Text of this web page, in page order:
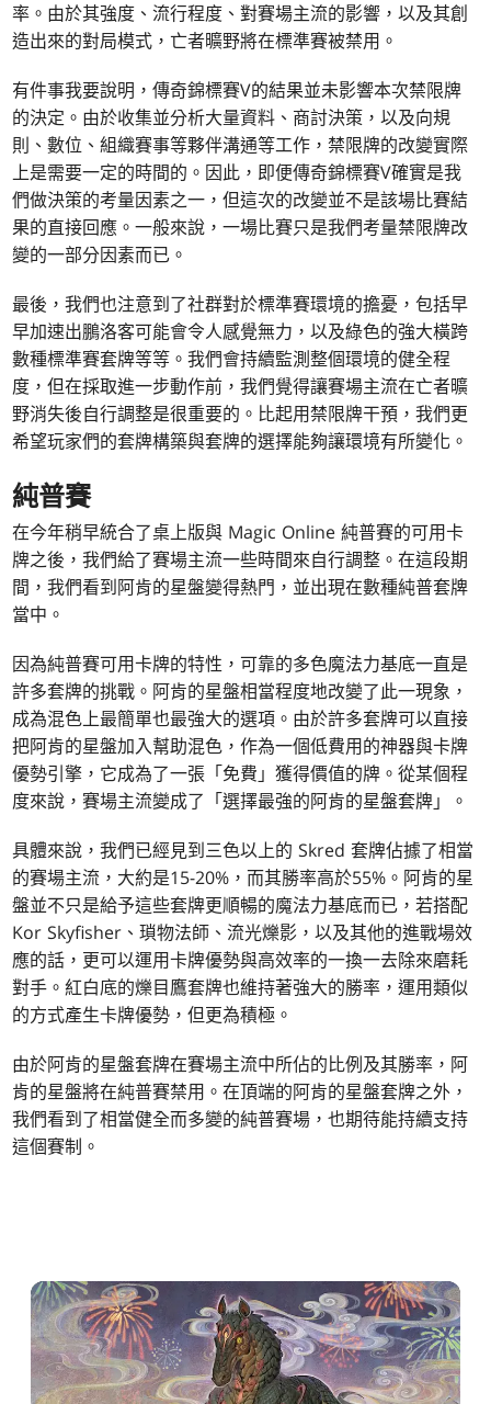
率。由於其強度、流行程度、對賽場主流的影響，以及其創
造出來的對局模式，亡者曠野將在標準賽被禁用。
有件事我要說明，傳奇錦標賽V的結果並未影響本次禁限牌
的決定。由於收集並分析大量資料、商討決策，以及向規
則、數位、組織賽事等夥伴溝通等工作，禁限牌的改變實際
上是需要一定的時間的。因此，即便傳奇錦標賽V確實是我
們做決策的考量因素之一，但這次的改變並不是該場比賽結
果的直接回應。一般來說，一場比賽只是我們考量禁限牌改
變的一部分因素而已。
最後，我們也注意到了社群對於標準賽環境的擔憂，包括早
早加速出鵬洛客可能會令人感覺無力，以及綠色的強大橫跨
數種標準賽套牌等等。我們會持續監測整個環境的健全程
度，但在採取進一步動作前，我們覺得讓賽場主流在亡者曠
野消失後自行調整是很重要的。比起用禁限牌干預，我們更
希望玩家們的套牌構築與套牌的選擇能夠讓環境有所變化。
純普賽
在今年稍早統合了桌上版與 Magic Online 純普賽的可用卡
牌之後，我們給了賽場主流一些時間來自行調整。在這段期
間，我們看到阿肯的星盤變得熱門，並出現在數種純普套牌
當中。
因為純普賽可用卡牌的特性，可靠的多色魔法力基底一直是
許多套牌的挑戰。阿肯的星盤相當程度地改變了此一現象，
成為混色上最簡單也最強大的選項。由於許多套牌可以直接
把阿肯的星盤加入幫助混色，作為一個低費用的神器與卡牌
優勢引擎，它成為了一張「免費」獲得價值的牌。從某個程
度來說，賽場主流變成了「選擇最強的阿肯的星盤套牌」。
具體來說，我們已經見到三色以上的 Skred 套牌佔據了相當
的賽場主流，大約是15-20%，而其勝率高於55%。阿肯的星
盤並不只是給予這些套牌更順暢的魔法力基底而已，若搭配
Kor Skyfisher、瑣物法師、流光爍影，以及其他的進戰場效
應的話，更可以運用卡牌優勢與高效率的一換一去除來磨耗
對手。紅白底的爍目鷹套牌也維持著強大的勝率，運用類似
的方式產生卡牌優勢，但更為積極。
由於阿肯的星盤套牌在賽場主流中所佔的比例及其勝率，阿
肯的星盤將在純普賽禁用。在頂端的阿肯的星盤套牌之外，
我們看到了相當健全而多變的純普賽場，也期待能持續支持
這個賽制。